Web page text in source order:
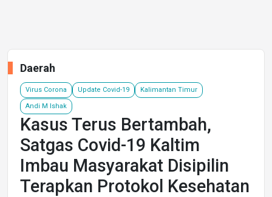
Daerah
Virus Corona Update Covid-19 Kalimantan Timur
Andi M Ishak
Kasus Terus Bertambah,
Satgas Covid-19 Kaltim
Imbau Masyarakat Disipilin
Terapkan Protokol Kesehatan